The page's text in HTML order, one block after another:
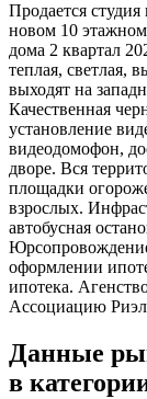
Продается
новом 10
дома 2 квартал
теплая, светлая,
выходят на
Качественная
установление
видеодомофон,
дворе. Вся
площадки
взрослых.
автобусная
оформлении
ипотека.
Ассоциацию
Данные
в